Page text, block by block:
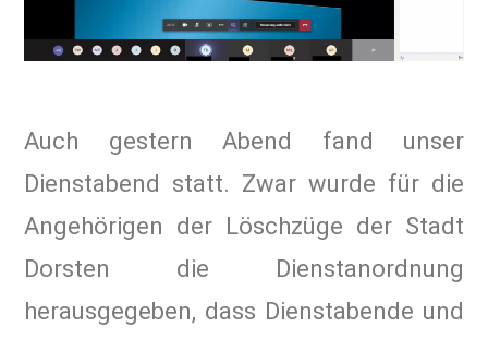
Auch gestern Abend fand unser
Dienstabend statt. Zwar wurde für die
Angehörigen der Löschzüge der Stadt
Dorsten die Dienstanordnung
herausgegeben, dass Dienstabende und